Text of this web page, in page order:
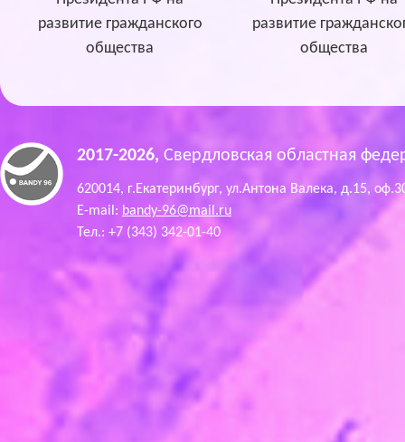
развитие гражданского
общества
развитие
общества
2017-2026, Свердловская областная
620014, г.Екатеринбург, ул.Антона Валека, д.15,
E-mail: bandy-96@mail.ru
Тел.: +7 (343) 342-01-40